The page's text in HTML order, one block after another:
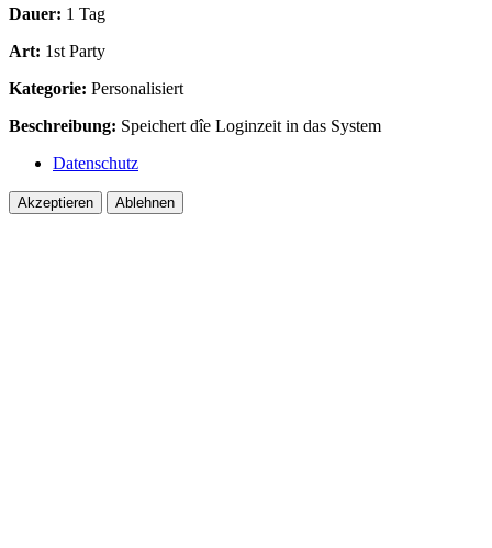
Dauer: 1 Tag
Art: 1st Party
Kategorie: Personalisiert
Beschreibung: Speichert dîe Loginzeit in das System
Datenschutz
Akzeptieren Ablehnen